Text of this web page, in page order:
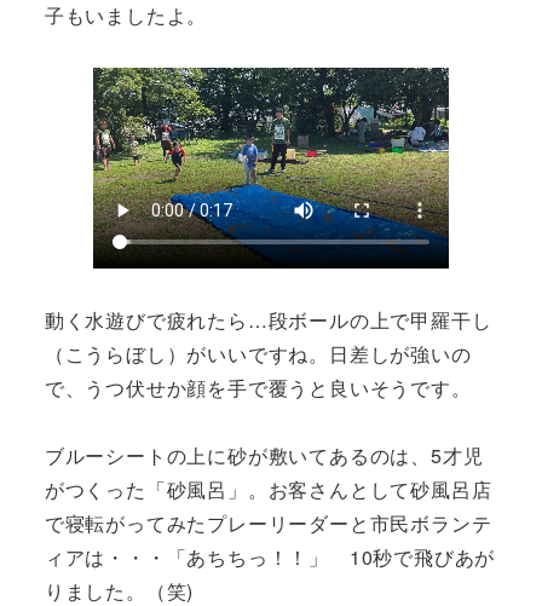
子もいましたよ。
動く水遊びで疲れたら…段ボールの上で甲羅干し
（こうらぼし）がいいですね。日差しが強いの
で、うつ伏せか顔を手で覆うと良いそうです。
ブルーシートの上に砂が敷いてあるのは、5才児
がつくった「砂風呂」。お客さんとして砂風呂店
で寝転がってみたプレーリーダーと市民ボランテ
ィアは・・・「あちちっ！！」 10秒で飛びあが
りました。（笑)